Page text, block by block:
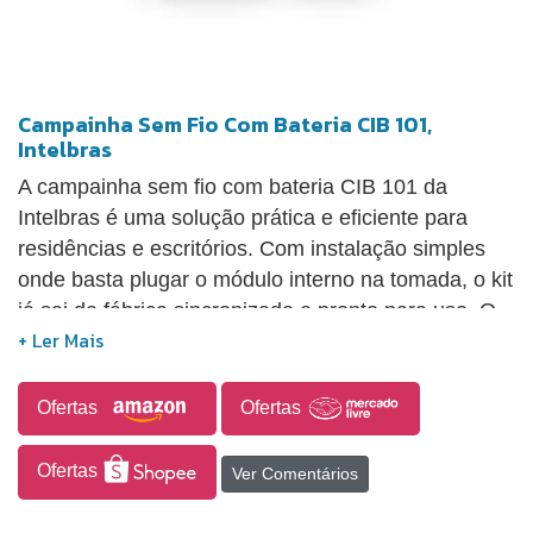
Campainha Sem Fio Com Bateria CIB 101,
Intelbras
A campainha sem fio com bateria CIB 101 da
Intelbras é uma solução prática e eficiente para
residências e escritórios. Com instalação simples
onde basta plugar o módulo interno na tomada, o kit
já sai de fábrica sincronizado e pronto para uso. O
módulo externo é resistente à chuva e poeira, ideal
bateria de até 5 anos, alcance de até 100 metros
em área livre, 5 níveis de volume e diferentes
toques, oferecendo personalização e
funcionalidade. É uma opção durável e de fácil
Ofertas Ofertas
Ofertas Ver Comentários